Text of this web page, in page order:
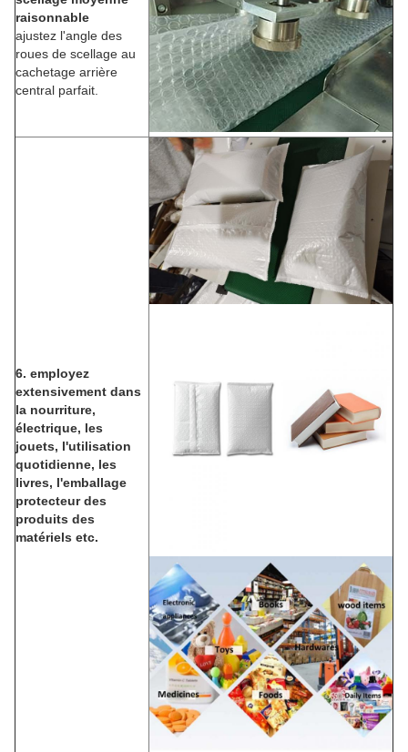
raisonnable
ajustez l'angle des
roues de scellage au
cachetage arrière
central parfait.
6. employez
extensivement dans
la nourriture,
électrique, les
jouets, l'utilisation
quotidienne, les
livres, l'emballage
protecteur des
produits des
matériels etc.